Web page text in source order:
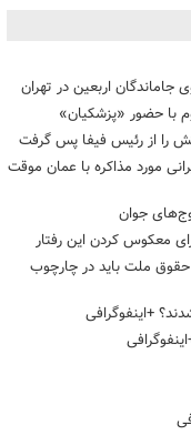
جاماندگان اربعین در تهران
را از رئیس فیفا پس گرفت
مورد مذاکره با عمان موقت
جوان
ملت باید در چارچوب
+اینفوگرافی